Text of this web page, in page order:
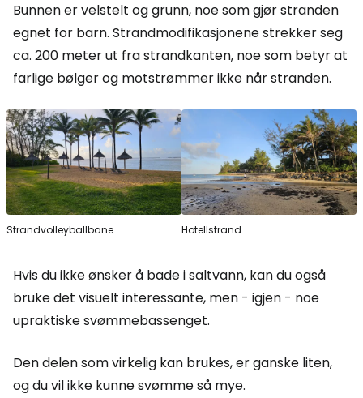
Bunnen er velstelt og grunn, noe som gjør stranden
egnet for barn. Strandmodifikasjonene strekker seg
ca. 200 meter ut fra strandkanten, noe som betyr at
farlige bølger og motstrømmer ikke når stranden.
Strandvolleyballbane Hotellstrand
Hvis du ikke ønsker å bade i saltvann, kan du også
bruke det visuelt interessante, men - igjen - noe
upraktiske svømmebassenget.
Den delen som virkelig kan brukes, er ganske liten,
og du vil ikke kunne svømme så mye.